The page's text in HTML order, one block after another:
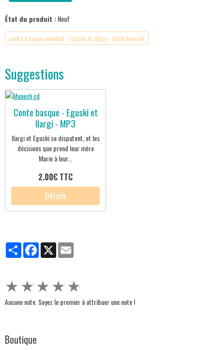
État du produit :Neuf
conte basque manech - Eguski et ilargi - Ipuin berriak
Suggestions
Conte basque - Eguski et
Ilargi - MP3
Ilargi et Eguski se disputent, et les
décisions que prend leur mère
Marie à leur...
2.00€ TTC
Détails
PartagerFacebook
X
★★★★★
Aucune note. Soyez le premier à attribuer une note !
Boutique